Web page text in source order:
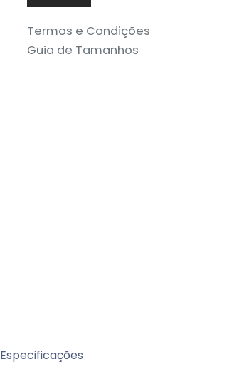
Termos e Condições
Guia de Tamanhos
Especificações